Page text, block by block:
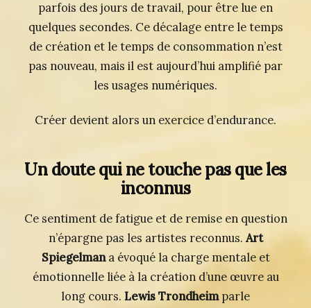
parfois des jours de travail, pour être lue en
quelques secondes. Ce décalage entre le temps
de création et le temps de consommation n’est
pas nouveau, mais il est aujourd’hui amplifié par
les usages numériques.
Créer devient alors un exercice d’endurance.
Un doute qui ne touche pas que les
inconnus
Ce sentiment de fatigue et de remise en question
n’épargne pas les artistes reconnus. Art
Spiegelmana évoqué la charge mentale et
émotionnelle liée à la création d’une œuvre au
long cours. Lewis Trondheimparle